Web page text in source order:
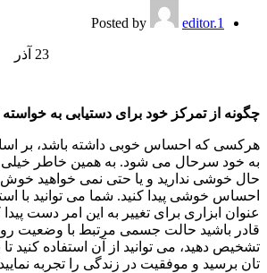
Posted by editor.1
23 آذر
چگونه از تمرکز خود برای دستیابی به خواسته
هرکسی که احساس خوبی داشته باشد، بر
به خود سرحال می شود. به همین خاطر
حال خوشی ندارید و یا حتی نمی خواهید خوش
احساس خوشی پیدا کنید. شما می توانید با
عنوان ابزاری برای تغییر به این امر دست
قادر باشید حالت جسمی مرتبط با وضعیت
تشخیص دهید، می توانید از آن استفاده کنید
تان برسید و موفقیت در زندگی را تجربه